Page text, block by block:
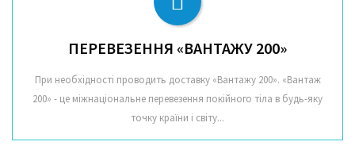
ПЕРЕВЕЗЕННЯ «ВАНТАЖУ 200»
При необхідності проводить доставку «Вантажу 200». «Вантаж
200» - це міжнаціональне перевезення покійного тіла в будь-яку
точку країни і світу...